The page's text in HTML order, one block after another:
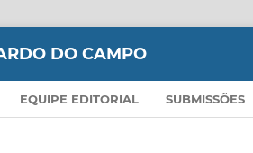
DO CAMPO
EQUIPE EDITORIAL SUBMISSÕES